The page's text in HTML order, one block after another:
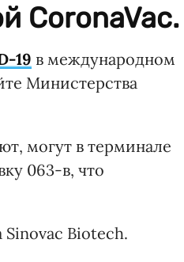
CoronaVac.
19 в международном
Министерства
могут в терминале
063-в, что
Sinovac Biotech.